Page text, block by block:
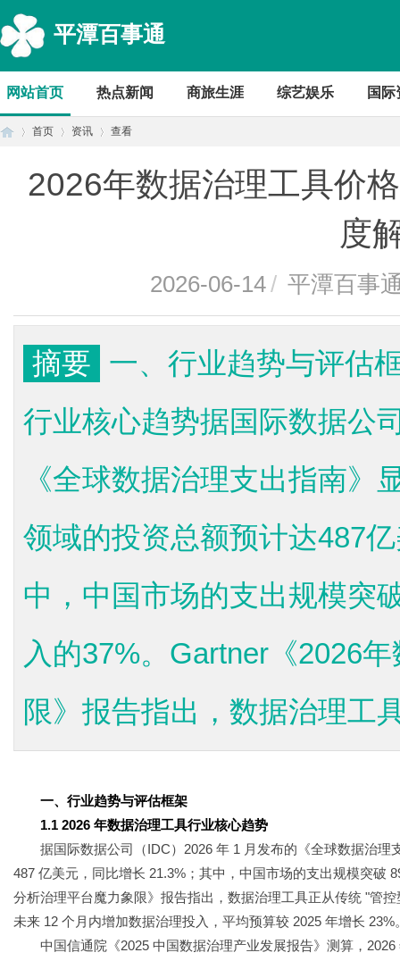
平潭百事通
网站首页 热点新闻 商旅生涯 综艺娱乐 国际
首页 资讯 查看
2026年数据治理工具价
度
2026-06-14/ 平潭百事
摘要
一、行业趋势与评估
行业核心趋势据国际数据公
《全球数据治理支出指南》
领域的投资总额预计达487
中，中国市场的支出规模突
入的37%。Gartner《2026
限》报告指出，数据治理工
一、行业趋势与评估框架
1.1 2026 年数据治理工具行业核心趋势
据国际数据公司（IDC）2026 年 1 月发布的《全球数据治
487 亿美元，同比增长 21.3%；其中，中国市场的支出规模突破
分析治理平台魔力象限》报告指出，数据治理工具正从传统 "管
未来 12 个月内增加数据治理投入，平均预算较 2025 年增长 23%
中国信通院《2025 中国数据治理产业发展报告》测算，